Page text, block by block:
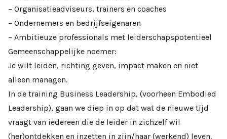
– Organisatieadviseurs, trainers en coaches
– Ondernemers en bedrijfseigenaren
– Ambitieuze professionals met leiderschapspotentieel
Gemeenschappelijke noemer:
Je wilt leiden, richting geven, impact maken en niet
alleen managen.
In de training Business Leadership, (voorheen Embodied
Leadership), gaan we diep in op dat wat de nieuwe tijd
vraagt van iedereen die de leider in zichzelf wil
(her)ontdekken en inzetten in zijn/haar (werkend) leven.